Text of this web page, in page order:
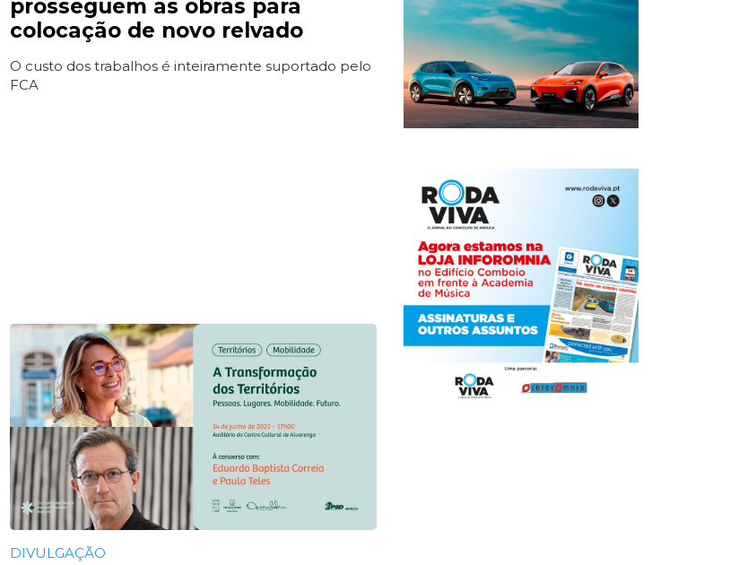
prosseguem as obras para
colocação de novo relvado
O custo dos trabalhos é inteiramente suportado pelo
FCA
DIVULGAÇÃO